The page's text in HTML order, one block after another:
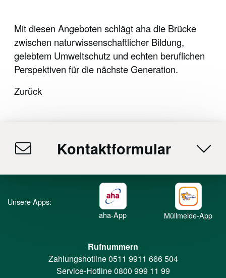
Mit diesen Angeboten schlägt aha die Brücke
zwischen naturwissenschaftlicher Bildung,
gelebtem Umweltschutz und echten beruflichen
Perspektiven für die nächste Generation.
Zurück
Kontaktformular
Unsere Apps:
aha-App
Müllmelde-App
Rufnummern
Zahlungshotline0511 9911 666 504
Service-Hotline0800 999 11 99